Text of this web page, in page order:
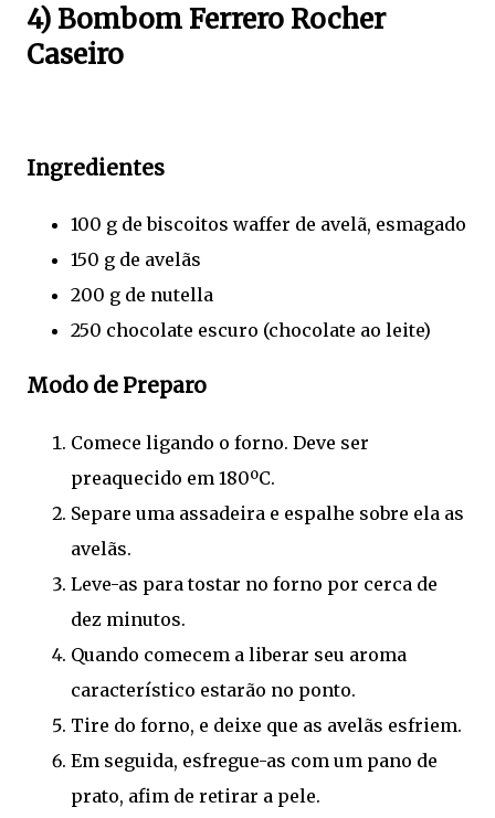
4) Bombom Ferrero Rocher
Caseiro
Ingredientes
100 g de biscoitos waffer de avelã, esmagado
150 g de avelãs
200 g de nutella
250 chocolate escuro (chocolate ao leite)
Modo de Preparo
Comece ligando o forno. Deve ser
preaquecido em 180ºC.
Separe uma assadeira e espalhe sobre ela as
avelãs.
Leve-as para tostar no forno por cerca de
dez minutos.
Quando comecem a liberar seu aroma
característico estarão no ponto.
Tire do forno, e deixe que as avelãs esfriem.
Em seguida, esfregue-as com um pano de
prato, afim de retirar a pele.